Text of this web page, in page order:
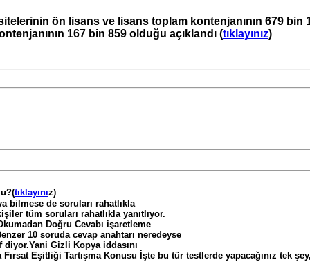
ön lisans ve lisans toplam kontenjanının 679 bin
167 bin 859 olduğu açıklandı (tıklayınız)
tıklayınız)
bilmese de soruları rahatlıkla
tüm soruları rahatlıkla yanıtlıyor.
Doğru Cevabı işaretleme
10 soruda cevap anahtarı neredeyse
Gizli Kopya iddasını
Fırsat Eşitliği Tartışma Konusu İşte bu tür testlerde yapacağınız tek